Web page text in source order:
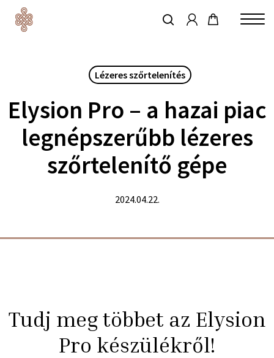
keresés
Lézeres szőrtelenítés
Elysion Pro – a hazai piac
legnépszerűbb lézeres
szőrtelenítő gépe
2024.04.22.
Tudj meg többet az Elysion
Pro készülékről!